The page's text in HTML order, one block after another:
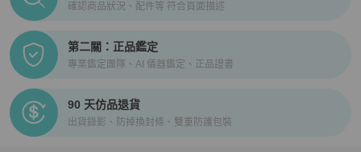
確認商品狀況、配件等 符合頁面描述
第二關：正品鑑定
專業鑑定團隊、AI 儀器鑑定、正品證書
90 天仿品退貨
出貨錄影、防掉換封條、雙重防護包裝